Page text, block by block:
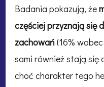
Badania pokazują, że
częściej przyznają się
zachowań(16%
sami również stają się
choć charakter tego